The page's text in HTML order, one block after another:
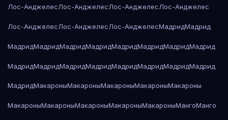
Лос-АнджелесЛос-АнджелесЛос-АнджелесЛос-Анджелес
Лос-АнджелесЛос-АнджелесЛос-АнджелесМадридМадрид
МадридМадридМадридМадридМадридМадридМадридМадрид
МадридМадридМадридМадридМадридМадридМадридМадрид
МадридМакароныМакароныМакароныМакароныМакароны
МакароныМакароныМакароныМакароныМакароныМангоМанго